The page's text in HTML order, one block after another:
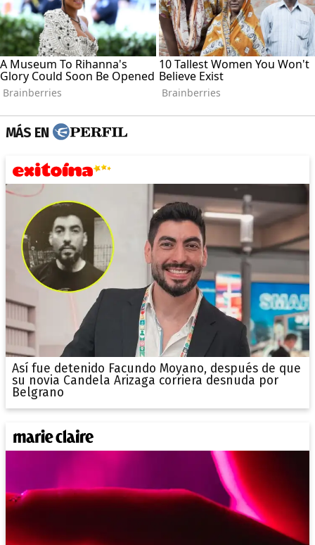
MÁS EN
Así fue detenido Facundo Moyano, después de que
su novia Candela Arizaga corriera desnuda por
Belgrano